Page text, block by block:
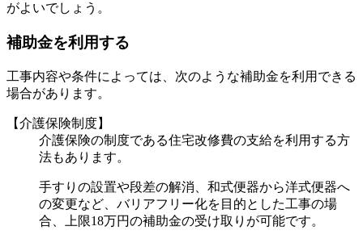
がよいでしょう。
補助金を利用する
工事内容や条件によっては、次のような補助金を利用できる
場合があります。
【介護保険制度】
介護保険の制度である住宅改修費の支給を利用する方
法もあります。
手すりの設置や段差の解消、和式便器から洋式便器へ
の変更など、バリアフリー化を目的とした工事の場
合、上限18万円の補助金の受け取りが可能です。